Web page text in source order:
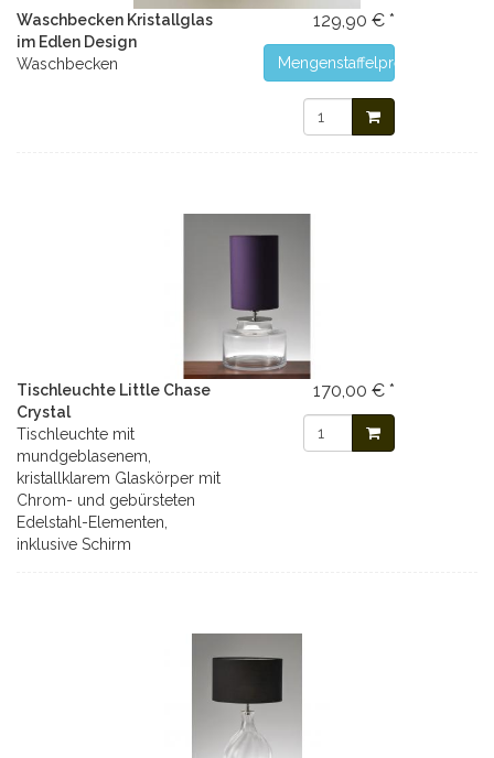
Waschbecken Kristallglas
im Edlen Design
Waschbecken
129,90 € *
Mengenstaffelpreise
Tischleuchte Little Chase
Crystal
Tischleuchte mit
mundgeblasenem,
kristallklarem Glaskörper mit
Chrom- und gebürsteten
Edelstahl-Elementen,
inklusive Schirm
170,00 € *